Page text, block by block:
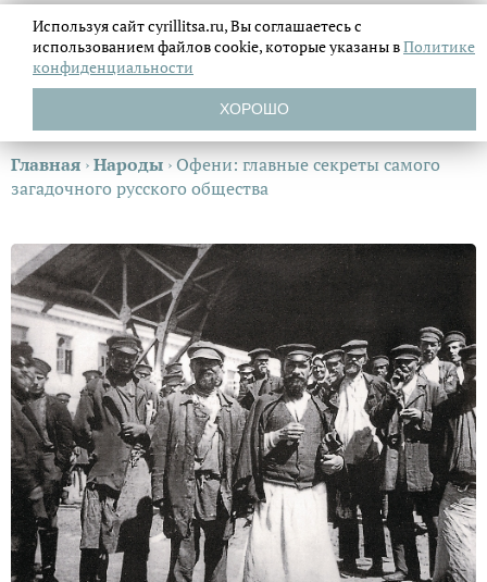
Главная ›Народы ›Офени: главные секреты самого
загадочного русского общества
Используя сайт cyrillitsa.ru, Вы соглашаетесь с
использованием файловcookie, которые указаны вПолитике
конфиденциальности
ХОРОШО